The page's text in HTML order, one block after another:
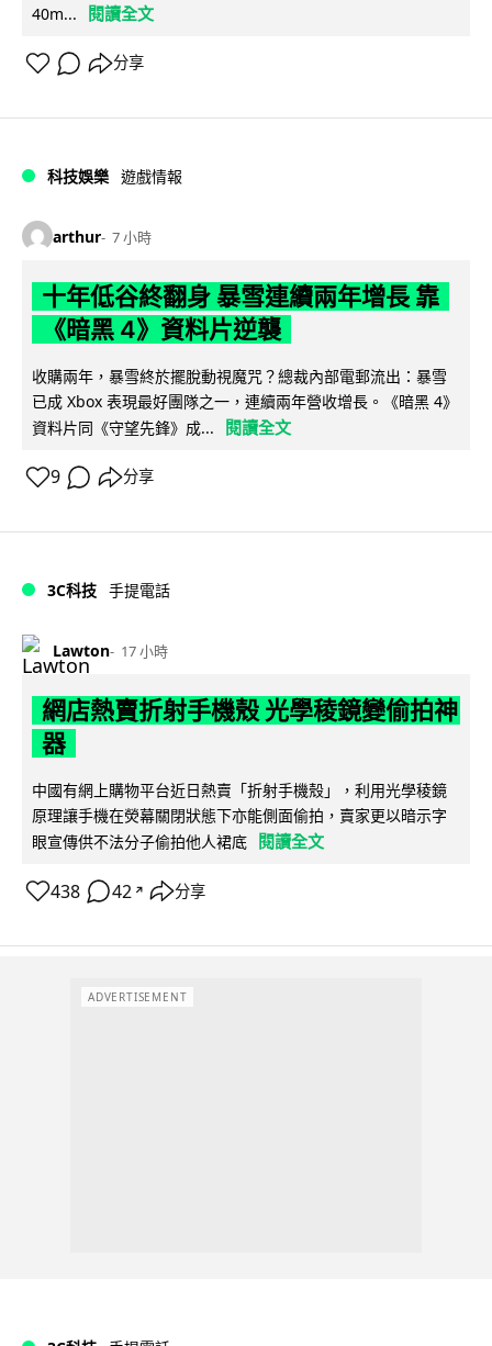
40m...
閱讀全文
分享
科技娛樂 遊戲情報
arthur 7 小時
十年低谷終翻身 暴雪連續兩年增長 靠
《暗黑 4》資料片逆襲
收購兩年，暴雪終於擺脫動視魔咒？總裁內部電郵流出：暴雪
已成 Xbox 表現最好團隊之一，連續兩年營收增長。《暗黑 4》
資料片同《守望先鋒》成...
閱讀全文
9 分享
3C科技 手提電話
Lawton 17 小時
網店熱賣折射手機殼 光學稜鏡變偷拍神
器
中國有網上購物平台近日熱賣「折射手機殼」，利用光學稜鏡
原理讓手機在熒幕關閉狀態下亦能側面偷拍，賣家更以暗示字
眼宣傳供不法分子偷拍他人裙底
閱讀全文
438 42 ↗ 分享
ADVERTISEMENT